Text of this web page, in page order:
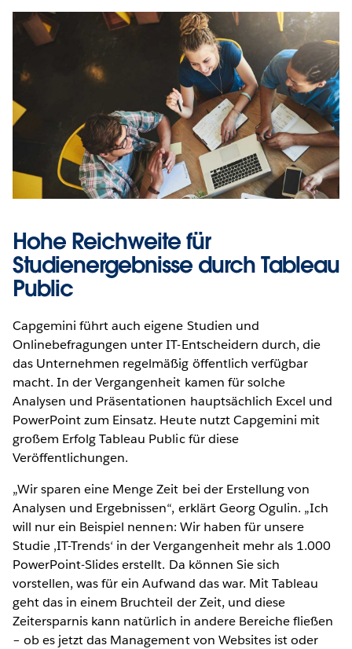
Hohe Reichweite für
Studienergebnisse durch Tableau
Public
Capgemini führt auch eigene Studien und
Onlinebefragungen unter IT-Entscheidern durch, die
das Unternehmen regelmäßig öffentlich verfügbar
macht. In der Vergangenheit kamen für solche
Analysen und Präsentationen hauptsächlich Excel und
PowerPoint zum Einsatz. Heute nutzt Capgemini mit
großem Erfolg Tableau Public für diese
Veröffentlichungen.
„Wir sparen eine Menge Zeit bei der Erstellung von
Analysen und Ergebnissen“, erklärt Georg Ogulin. „Ich
will nur ein Beispiel nennen: Wir haben für unsere
Studie ‚IT-Trends‘ in der Vergangenheit mehr als 1.000
PowerPoint-Slides erstellt. Da können Sie sich
vorstellen, was für ein Aufwand das war. Mit Tableau
geht das in einem Bruchteil der Zeit, und diese
Zeitersparnis kann natürlich in andere Bereiche fließen
– ob es jetzt das Management von Websites ist oder